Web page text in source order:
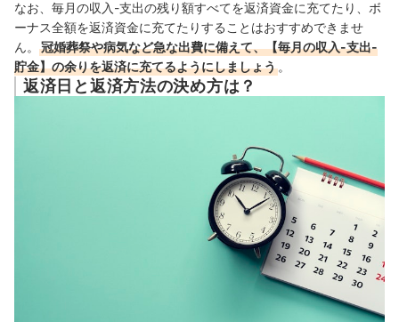
なお、毎月の収入-支出の残り額すべてを返済資金に充てたり、ボ
ーナス全額を返済資金に充てたりすることはおすすめできませ
ん。
冠婚葬祭や病気など急な出費に備えて、【毎月の収入-支出-
貯金】の余りを返済に充てるようにしましょう 。
返済日と返済方法の決め方は？